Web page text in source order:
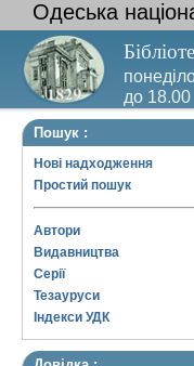
Одеська
до 18.00
Пошук :
Нові надходження
Простий пошук
Автори
Видавництва
Серії
Тезауруси
Індекси УДК